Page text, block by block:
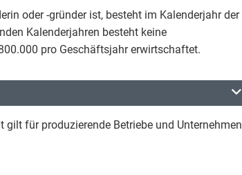
oder -gründer ist, besteht im Kalenderjahr der
Kalenderjahren besteht keine
pro Geschäftsjahr erwirtschaftet.
für produzierende Betriebe und Unternehmen